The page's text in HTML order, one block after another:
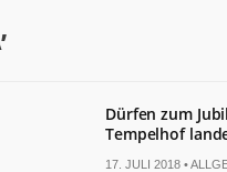
Dürfen zum
Tempelhof
17. JULI 2018 •